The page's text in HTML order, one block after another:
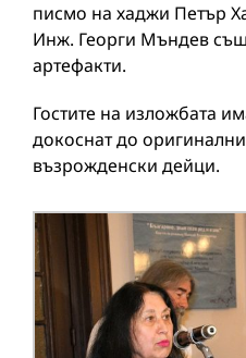
писмо на хаджи Петър
Инж. Георги Мъндев
артефакти.
Гостите на изложбата
докоснат до
възрожденски дейци.